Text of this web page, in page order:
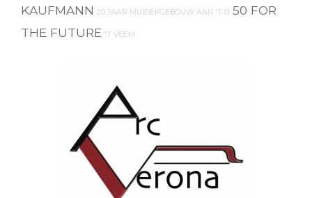
KAUFMANN 20 JAAR MUZIEKGEBOUW AAN 'T IJ 50 FOR
THE FUTURE 'T VEEM